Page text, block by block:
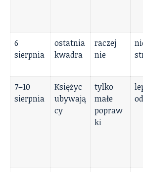
6
sierpnia
ostatnia
kwadra
raczej
nie
7–10
sierpnia
Księżyc
ubywają
cy
tylko
małe
popraw
ki